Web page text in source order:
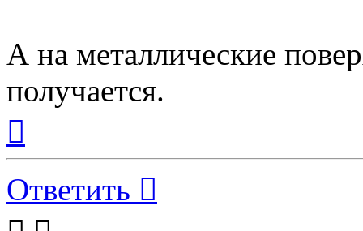
А на металлические
получается.
началу
Ответить